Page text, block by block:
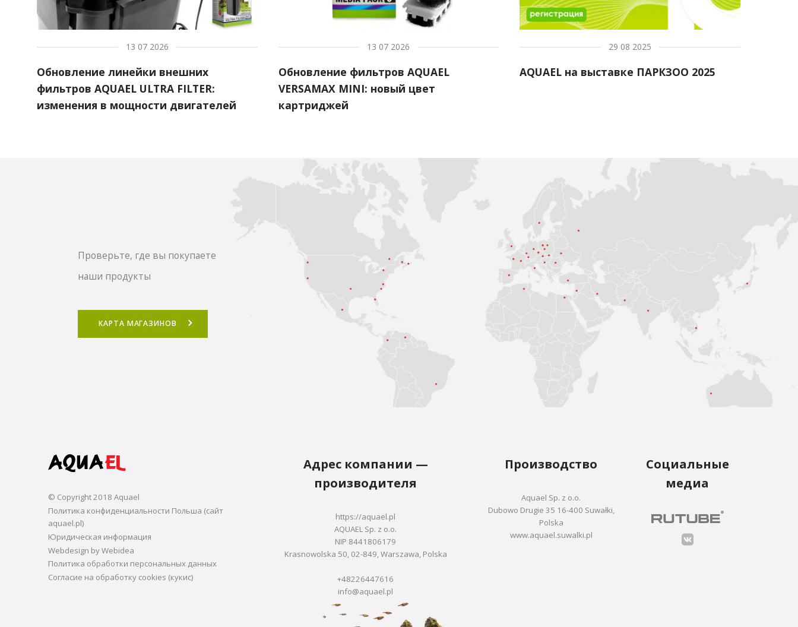
13 07 2026
Обновление линейки внешних
фильтров AQUAEL ULTRA FILTER:
изменения в мощности двигателей
13 07 2026
Обновление фильтров AQUAEL
VERSAMAX MINI: новый цвет
картриджей
29 08 2025
AQUAEL на выставке ПАРКЗОО 2025
Проверьте, где вы покупаете
наши продукты
КАРТА МАГАЗИНОВ
© Copyright 2018 Aquael
Политика конфиденциальности Польша (сайт
aquael.pl)
Юридическая информация
Webdesign by Webidea
Политика обработки персональных данных
Согласие на обработку cookies (кукис)
Адрес компании —
производителя
https://aquael.pl
AQUAEL Sp. z o.o.
NIP 8441806179
Krasnowolska 50, 02-849, Warszawa, Polska
+48226447616
info@aquael.pl
Производство
Aquael Sp. z o.o.
Dubowo Drugie 35 16-400 Suwałki,
Polska
www.aquael.suwalki.pl
Социальные
медиа